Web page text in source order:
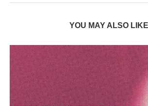
YOU MAY ALSO LIKE